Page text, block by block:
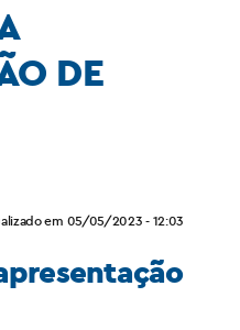
DE
em 05/05/2023 - 12:03